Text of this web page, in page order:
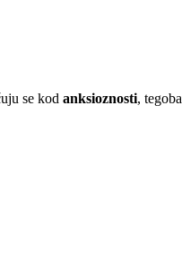
se kod anksioznosti, tegoba